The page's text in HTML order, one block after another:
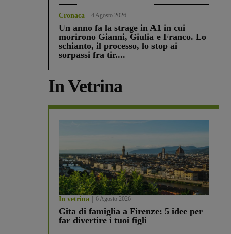
Cronaca 4 Agosto 2026
Un anno fa la strage in A1 in cui
morirono Gianni, Giulia e Franco. Lo
schianto, il processo, lo stop ai
sorpassi fra tir....
In Vetrina
In vetrina 6 Agosto 2026
Gita di famiglia a Firenze: 5 idee per
far divertire i tuoi figli